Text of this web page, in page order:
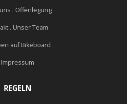
. Offenlegung
. Unser Team
auf Bikeboard
Impressum
REGELN